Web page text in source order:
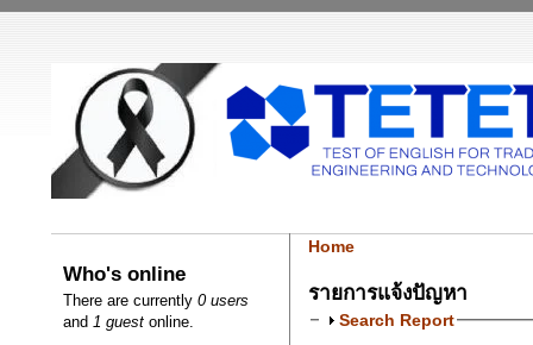
Who's online
There are currently0 users
and 1 guest online.
Home
รายการแจ้งปัญหา
Search Report